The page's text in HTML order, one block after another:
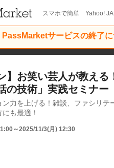
スマホで簡単 Yahoo!
PassMarketサービスの終了
】お笑い芸人が教える
の技術」実践セミナー
ン力を上げる！雑談、ファシリテ
も最適！
～2025/11/3(月) 12:30